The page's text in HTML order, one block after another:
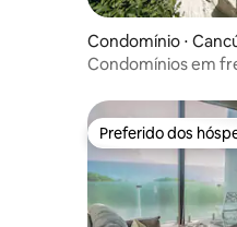
Condomínio ⋅
Condomínios em
Preferido dos
Preferido dos